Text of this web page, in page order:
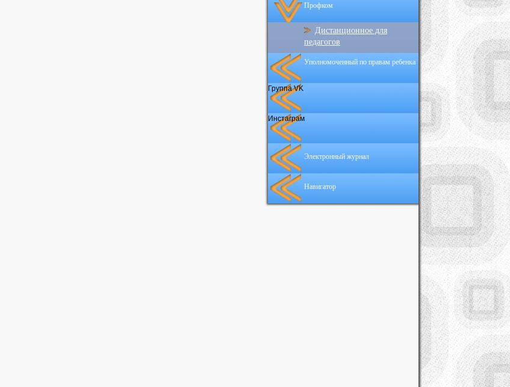
Профком
Дистанционное для
педагогов
Уполномоченный по правам ребенка
Группа VK
Инстаграм
Электронный журнал
Навигатор